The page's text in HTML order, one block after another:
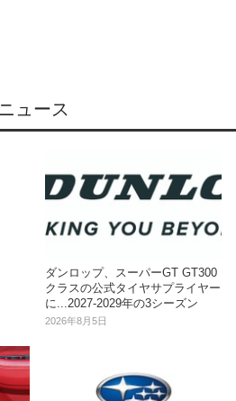
ュース
ダンロップ、スーパーGT GT300
クラスの公式タイヤサプライヤー
に...2027‐2029年の3シーズン
2026年8月5日